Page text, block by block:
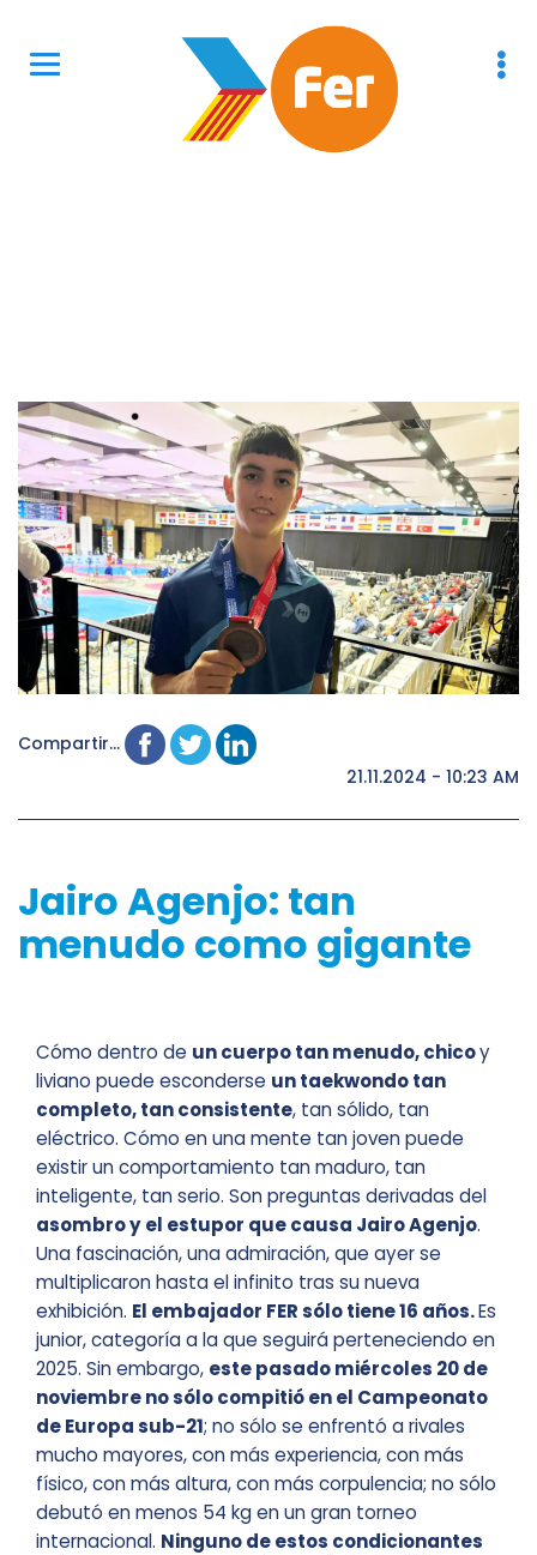
Compartir...
21.11.2024 - 10:23 AM
Jairo Agenjo: tan
menudo como gigante
Cómo dentro de un cuerpo tan menudo, chicoy
liviano puede esconderse un taekwondo tan
completo, tan consistente, tan sólido, tan
eléctrico. Cómo en una mente tan joven puede
existir un comportamiento tan maduro, tan
inteligente, tan serio. Son preguntas derivadas del
asombro y el estupor que causa Jairo Agenjo.
Una fascinación, una admiración, que ayer se
multiplicaron hasta el infinito tras su nueva
exhibición. El embajador FER sólo tiene 16 años.Es
junior, categoría a la que seguirá perteneciendo en
2025. Sin embargo, este pasado miércoles 20 de
noviembre no sólo compitió en el Campeonato
de Europa sub-21; no sólo se enfrentó a rivales
mucho mayores, con más experiencia, con más
físico, con más altura, con más corpulencia; no sólo
debutó en menos 54 kg en un gran torneo
internacional. Ninguno de estos condicionantes